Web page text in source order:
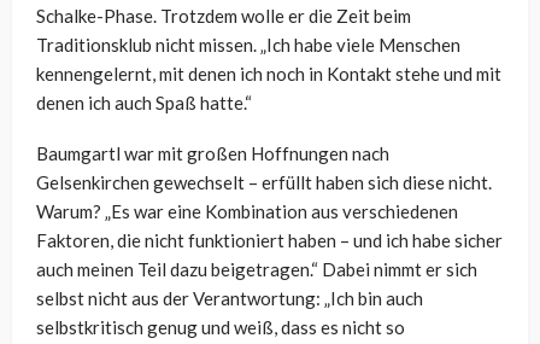
Schalke-Phase. Trotzdem wolle er die Zeit beim
Traditionsklub nicht missen. „Ich habe viele Menschen
kennengelernt, mit denen ich noch in Kontakt stehe und mit
denen ich auch Spaß hatte.“
Baumgartl war mit großen Hoffnungen nach
Gelsenkirchen gewechselt – erfüllt haben sich diese nicht.
Warum? „Es war eine Kombination aus verschiedenen
Faktoren, die nicht funktioniert haben – und ich habe sicher
auch meinen Teil dazu beigetragen.“ Dabei nimmt er sich
selbst nicht aus der Verantwortung: „Ich bin auch
selbstkritisch genug und weiß, dass es nicht so